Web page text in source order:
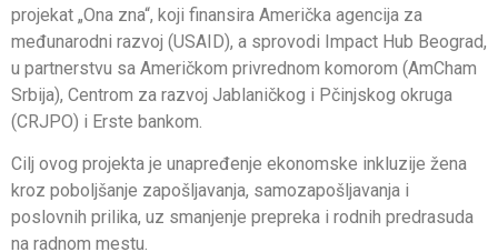
projekat „Ona zna“, koji finansira Američka agencija za
međunarodni razvoj (USAID), a sprovodi Impact Hub Beograd,
u partnerstvu sa Američkom privrednom komorom (AmCham
Srbija), Centrom za razvoj Jablaničkog i Pčinjskog okruga
(CRJPO) i Erste bankom.
Cilj ovog projekta je unapređenje ekonomske inkluzije žena
kroz poboljšanje zapošljavanja, samozapošljavanja i
poslovnih prilika, uz smanjenje prepreka i rodnih predrasuda
na radnom mestu.